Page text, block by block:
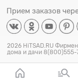
Прием заказов
2026 HiTSAD.RU
дома и дачи 8(800)555-